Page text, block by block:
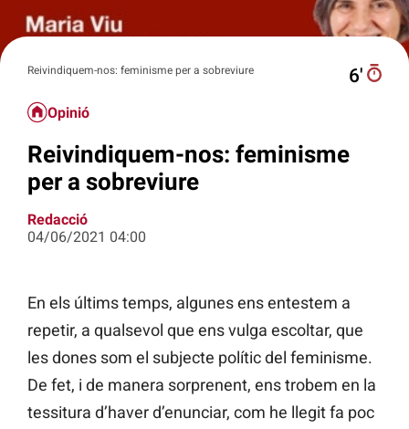
Reivindiquem-nos: feminisme per a sobreviure 6′
Opinió
Reivindiquem-nos: feminisme
per a sobreviure
Redacció
04/06/2021 04:00
En els últims temps, algunes ens entestem a
repetir, a qualsevol que ens vulga escoltar, que
les dones som el subjecte polític del feminisme.
De fet, i de manera sorprenent, ens trobem en la
tessitura d’haver d’enunciar, com he llegit fa poc